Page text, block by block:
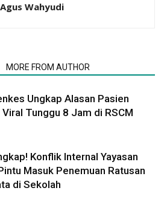
Agus Wahyudi
MORE FROM AUTHOR
Ungkap Alasan Pasien
Viral Tunggu 8 Jam di RSCM
Konflik Internal Yayasan
Masuk Penemuan Ratusan
di Sekolah